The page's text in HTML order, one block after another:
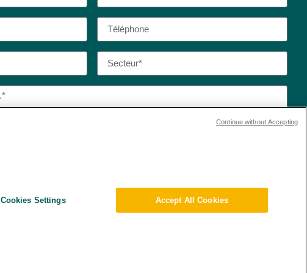
Cookies Settings Accept All Cookies
Continue without Accepting